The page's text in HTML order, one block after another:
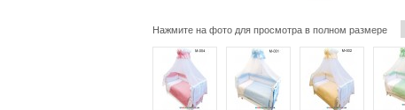
Нажмите на фото для просмотра в полном размере